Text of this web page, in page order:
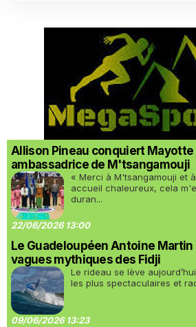
Allison Pineau conquiert
ambassadrice de M'tsangamouji
« Merci à M'tsangamouji et
accueil chaleureux, cela
duran...
22/06/2026 13:00
Le Guadeloupéen Antoine
vagues mythiques des Fidji
Le rideau se lève
les plus spectaculaires et
09/06/2026 13:23